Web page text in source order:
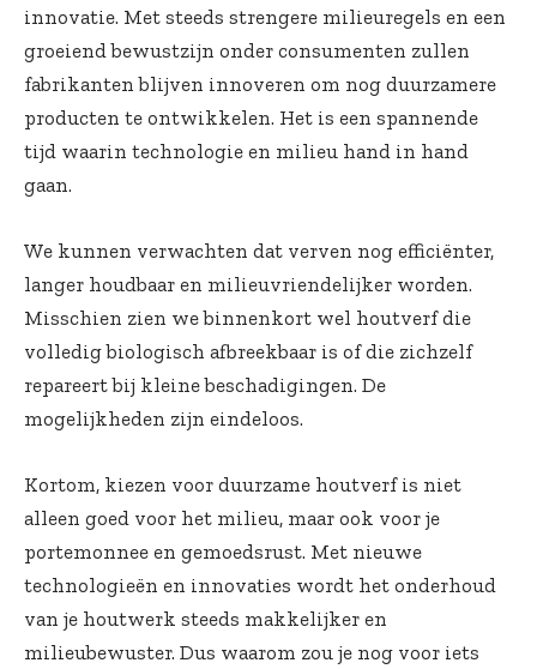
innovatie. Met steeds strengere milieuregels en een
groeiend bewustzijn onder consumenten zullen
fabrikanten blijven innoveren om nog duurzamere
producten te ontwikkelen. Het is een spannende
tijd waarin technologie en milieu hand in hand
gaan.
We kunnen verwachten dat verven nog efficiënter,
langer houdbaar en milieuvriendelijker worden.
Misschien zien we binnenkort wel houtverf die
volledig biologisch afbreekbaar is of die zichzelf
repareert bij kleine beschadigingen. De
mogelijkheden zijn eindeloos.
Kortom, kiezen voor duurzame houtverf is niet
alleen goed voor het milieu, maar ook voor je
portemonnee en gemoedsrust. Met nieuwe
technologieën en innovaties wordt het onderhoud
van je houtwerk steeds makkelijker en
milieubewuster. Dus waarom zou je nog voor iets